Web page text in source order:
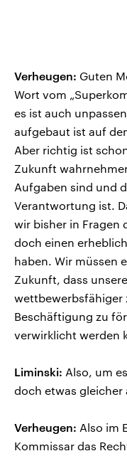
Verheugen: Guten
Wort vom
es ist auch
aufgebaut ist auf
Aber richtig ist
Zukunft
Aufgaben sind und
Verantwortung ist.
wir bisher in Fragen
doch einen
haben. Wir müssen
Zukunft, dass
wettbewerbsfähiger
Beschäftigung zu
verwirklicht werden
Liminski: Also, um
doch etwas gleicher
Verheugen: Also im
Kommissar das